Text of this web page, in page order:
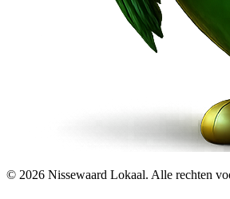
© 2026 Nissewaard Lokaal. Alle rechten